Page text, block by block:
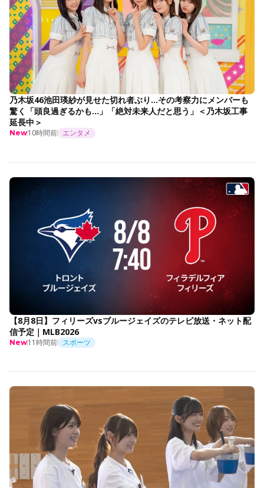
乃木坂46池田瑛紗が見せた切れ者ぶり…その考察力にメンバーも
驚く「頭良過ぎるかも…」「絶対未来人だと思う」＜乃木坂工事
延長中＞
New10時間前 エンタメ
【8月8日】フィリーズvsブルージェイズのテレビ放送・ネット配
信予定｜MLB2026
New11時間前 スポーツ